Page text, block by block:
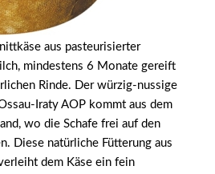
aus pasteurisierter
mindestens 6 Monate gereift
Rinde. Der würzig-nussige
Iraty AOP kommt aus dem
wo die Schafe frei auf den
Diese natürliche Fütterung aus
dem Käse ein fein